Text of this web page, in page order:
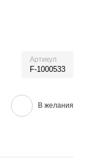
Артикул
F-1000533
В желания